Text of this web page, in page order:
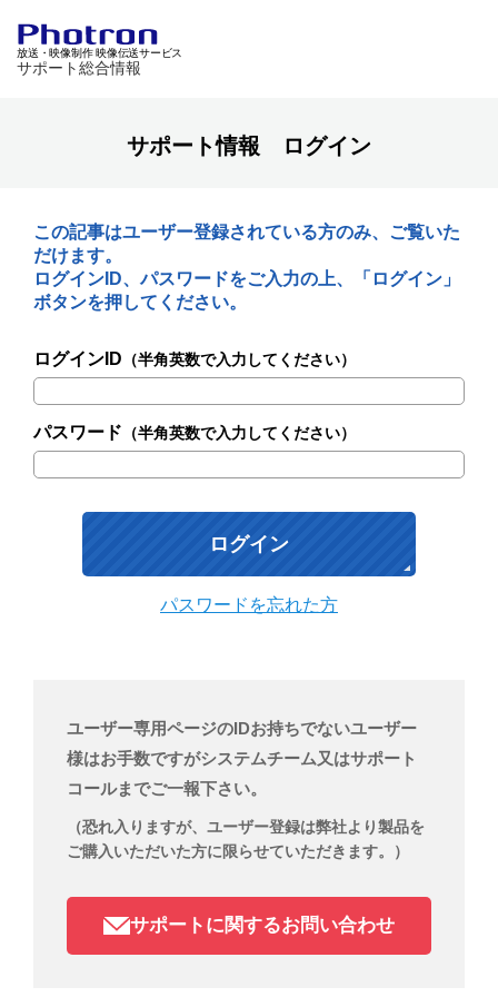
放送・映像制作 映像伝送サービス
サポート総合情報
サポート情報 ログイン
この記事はユーザー登録されている方のみ、ご覧いた
だけます。
ログインID、パスワードをご入力の上、「ログイン」
ボタンを押してください。
ログインID （半角英数で入力してください）
パスワード （半角英数で入力してください）
パスワードを忘れた方
ユーザー専用ページのIDお持ちでないユーザー
様はお手数ですがシステムチーム又はサポート
コールまでご一報下さい。
（恐れ入りますが、ユーザー登録は弊社より製品を
ご購入いただいた方に限らせていただきます。）
サポートに関するお問い合わせ